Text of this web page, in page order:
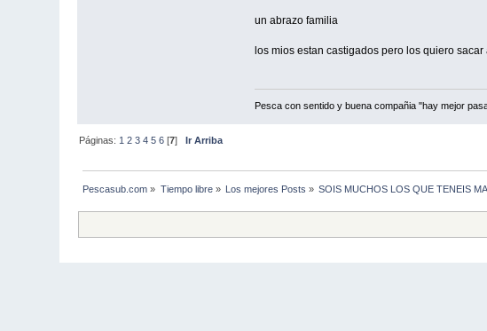
un abrazo familia
los mios estan castigados pero los quiero sacar
Pesca con sentido y buena compañia "hay mejor
Páginas: 1 2 3 4 5 6 [7]Ir Arriba
Pescasub.com » Tiempo libre» Los mejores Posts » SOIS MUCHOS LOS QUE TENEIS